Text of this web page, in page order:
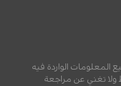
المعلومات الواردة فيه
تغني عن مراجعة